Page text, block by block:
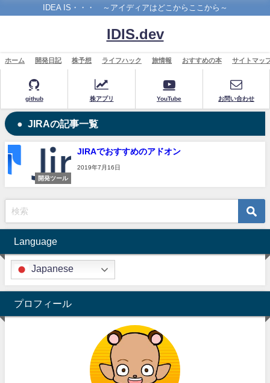
IDEA IS・・・ ～アイディアはどこからここから～
IDIS.dev
ホーム 開発日記 株予想 ライフハック 旅情報 おすすめの本 サイトマッ
github 株アプリ YouTube お問い合わせ
JIRAの記事一覧
開発ツール
JIRAでおすすめのアドオン
2019年7月16日
Language
Japanese
プロフィール